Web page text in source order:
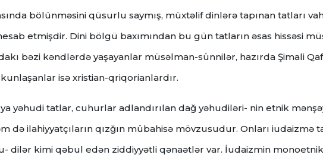
bölünməsini qüsurlu saymış, müxtəlif dinlərə tapınan tatları
etmişdir. Dini bölgü baxımından bu gün tatların əsas hissəsi
bəzi kəndlərdə yaşayanlar müsəlman-sünnilər, hazırda Şimali
isə xristian-qriqorianlardır.
yəhudi tatlar, cuhurlar adlandırılan dağ yəhudiləri- nin etnik
də ilahiyyatçıların qızğın mübahisə mövzusudur. Onları iudaizmə
dilər kimi qəbul edən ziddiyyətli qənaətlər var. İudaizmin